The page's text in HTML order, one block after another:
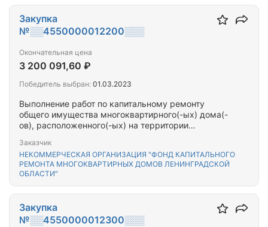
Выполнение работ по капитальному ремонту
общего имущества многоквартирного(-ых) дома(-
ов), расположенного(-ых) на территории
Ленинградской области
Заказчик
НЕКОММЕРЧЕСКАЯ ОРГАНИЗАЦИЯ "ФОНД КАПИТАЛЬНОГО
РЕМОНТА МНОГОКВАРТИРНЫХ ДОМОВ ЛЕНИНГРАДСКОЙ
ОБЛАСТИ"
Закупка
№░░4550000012200░░░
Окончательная цена
3 200 091,60 ₽
Победитель выбран: 01.03.2023
Закупка
№░░4550000012300░░░